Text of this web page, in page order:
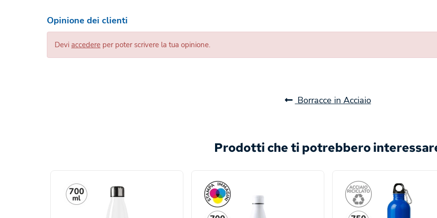
Opinione dei clienti
Devi accedere per poter scrivere la tua opinione.
Borracce in Acciaio
Prodotti che ti potrebbero